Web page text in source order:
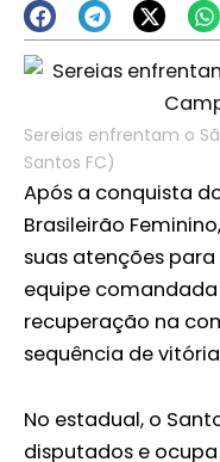
Sereias enfrentam o
Santos FC)
Após a conquista
Brasileirão
suas atenções
equipe
recuperação na
sequência de
No estadual, o
disputados e